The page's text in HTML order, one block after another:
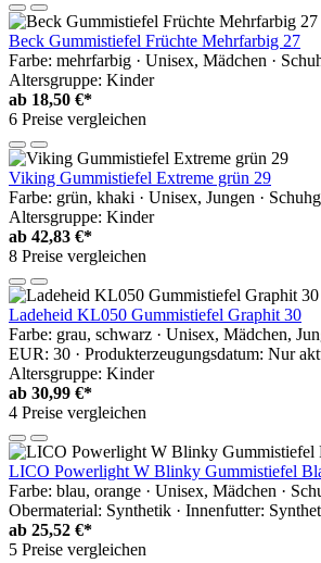
Beck Gummistiefel Früchte Mehrfarbig 27
Farbe: mehrfarbig · Unisex, Mädchen ·
Altersgruppe: Kinder
ab 18,50 €*
6 Preise vergleichen
Viking Gummistiefel Extreme grün 29
Farbe: grün, khaki · Unisex, Jungen ·
Altersgruppe: Kinder
ab 42,83 €*
8 Preise vergleichen
Ladeheid KL050 Gummistiefel Graphit 30
Farbe: grau, schwarz · Unisex, Mädchen,
EUR: 30 · Produkterzeugungsdatum: Nur
Altersgruppe: Kinder
ab 30,99 €*
4 Preise vergleichen
LICO Powerlight W Blinky Gummistiefel
Farbe: blau, orange · Unisex, Mädchen ·
Obermaterial: Synthetik · Innenfutter:
ab 25,52 €*
5 Preise vergleichen